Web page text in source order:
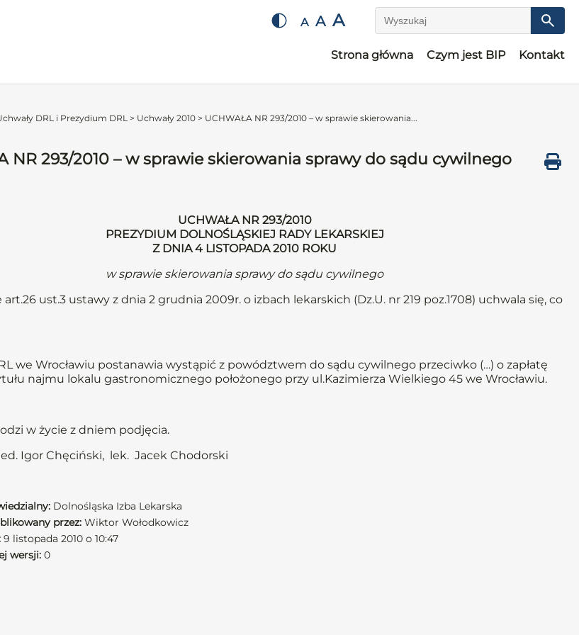
A A A Wyszukaj
Strona główna Czym jest BIP Kontakt
DRL i Prezydium DRL > Uchwały 2010 > UCHWAŁA NR 293/2010 – w sprawie skierowania...
NR 293/2010 – w sprawie skierowania sprawy do sądu cywilnego
UCHWAŁA NR 293/2010
PREZYDIUM DOLNOŚLĄSKIEJ RADY LEKARSKIEJ
Z DNIA 4 LISTOPADA 2010 ROKU
w sprawie skierowania sprawy do sądu cywilnego
ust.3 ustawy z dnia 2 grudnia 2009r. o izbach lekarskich (Dz.U. nr 219 poz.1708) uchwala się, co
we Wrocławiu postanawia wystąpić z powództwem do sądu cywilnego przeciwko (…) o zapłatę
najmu lokalu gastronomicznego położonego przy ul.Kazimierza Wielkiego 45 we Wrocławiu.
w życie z dniem podjęcia.
Igor Chęciński, lek. Jacek Chodorski
Dolnośląska Izba Lekarska
przez: Wiktor Wołodkowicz
9 listopada 2010 o 10:47
wersji: 0